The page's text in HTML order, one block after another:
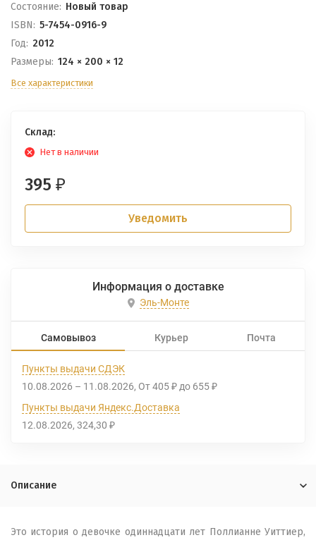
Состояние: Новый товар
ISBN: 5-7454-0916-9
Год: 2012
Размеры: 124 × 200 × 12
Все характеристики
Склад:
Нет в наличии
395 ₽
Уведомить
Информация о доставке
Эль-Монте
Самовывоз Курьер Почта
Пункты выдачи СДЭК
10.08.2026 – 11.08.2026 От 405 ₽ до 655 ₽
Пункты выдачи Яндекс.Доставка
12.08.2026 324,30 ₽
Описание
Это история о девочке одиннадцати лет Поллианне Уиттиер,